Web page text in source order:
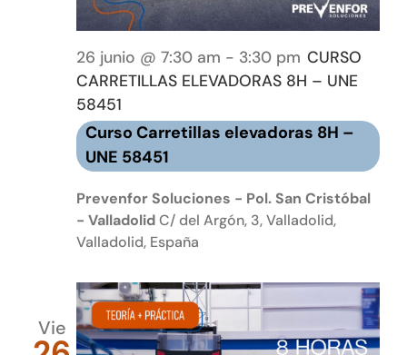
26 junio @ 7:30 am - 3:30 pm CURSO
CARRETILLAS ELEVADORAS 8H – UNE
58451
Curso Carretillas elevadoras 8H –
UNE 58451
Prevenfor Soluciones - Pol. San Cristóbal
- ValladolidC/ del Argón, 3, Valladolid,
Valladolid, España
Vie